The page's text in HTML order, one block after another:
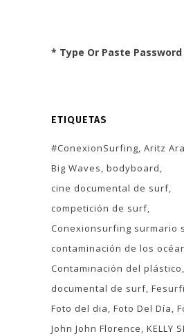
* Type Or Paste
ETIQUETAS
#ConexionSurfing Aritz
Big Waves bodyboard
cine documental de surf
competición de surf
Conexionsurfing surmario
contaminación de los
Contaminación del plástico
documental de surf
Foto del dia Foto Del Día
John John Florence KELLY